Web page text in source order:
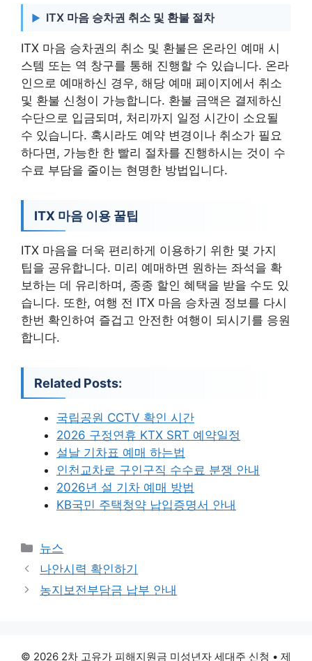
ITX 마음 승차권 취소 및 환불 절차
ITX 마음 승차권의 취소 및 환불은 온라인 예매 시
스템 또는 역 창구를 통해 진행할 수 있습니다. 온라
인으로 예매하신 경우, 해당 예매 페이지에서 취소
및 환불 신청이 가능합니다. 환불 금액은 결제하신
수단으로 입금되며, 처리까지 일정 시간이 소요될
수 있습니다. 혹시라도 예약 변경이나 취소가 필요
하다면, 가능한 한 빨리 절차를 진행하시는 것이 수
수료 부담을 줄이는 현명한 방법입니다.
ITX 마음 이용 꿀팁
ITX 마음을 더욱 편리하게 이용하기 위한 몇 가지
팁을 공유합니다. 미리 예매하면 원하는 좌석을 확
보하는 데 유리하며, 종종 할인 혜택을 받을 수도 있
습니다. 또한, 여행 전 ITX 마음 승차권 정보를 다시
한번 확인하여 즐겁고 안전한 여행이 되시기를 응원
합니다.
Related Posts:
국립공원 CCTV 확인 시간
2026 구정연휴 KTX SRT 예약일정
설날 기차표 예매 하는법
인천교차로 구인구직 수수료 분쟁 안내
2026년 설 기차 예매 방법
KB국민 주택청약 납입증명서 안내
카
테
고
리
뉴스
나안시력 확인하기
농지보전부담금 납부 안내
© 2026 2차 고유가 피해지원금 미성년자 세대주 신청 • 제